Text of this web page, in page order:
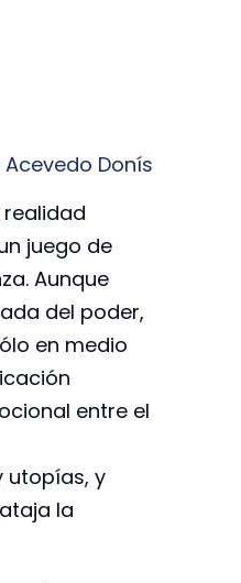
Acevedo Donís
juego de
Aunque
del poder,
en medio
entre el
utopías, y
la